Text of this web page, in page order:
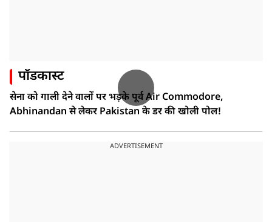
पॉडकास्ट
सेना को गाली देने वालों पर भड़के पूर्व Air Commodore,
Abhinandan से लेकर Pakistan के डर की खोली पोल!
ADVERTISEMENT